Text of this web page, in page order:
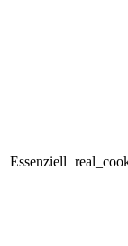
Essenziell